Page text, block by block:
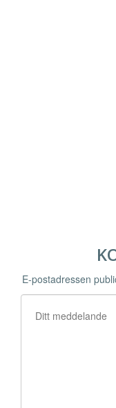
E-postadressen